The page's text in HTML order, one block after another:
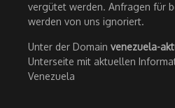
vergütet werden. Anfragen für
werden von uns ignoriert.
Unter der Domain venezuela-
Unterseite mit aktuellen
Venezuela